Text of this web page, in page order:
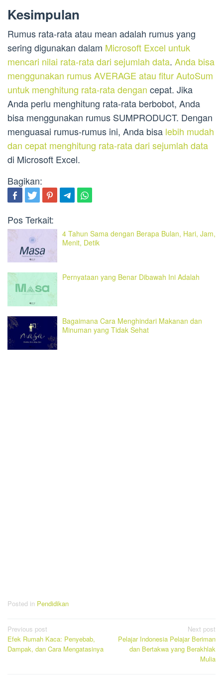
Kesimpulan
Rumus rata-rata atau mean adalah rumus yang
sering digunakan dalam Microsoft Excel untuk
mencari nilai rata-rata dari sejumlah data. Anda bisa
menggunakan rumus AVERAGE atau fitur AutoSum
untuk menghitung rata-rata dengan cepat. Jika
Anda perlu menghitung rata-rata berbobot, Anda
bisa menggunakan rumus SUMPRODUCT. Dengan
menguasai rumus-rumus ini, Anda bisa lebih mudah
dan cepat menghitung rata-rata dari sejumlah data
di Microsoft Excel.
Bagikan:
Pos Terkait:
4 Tahun Sama dengan Berapa Bulan, Hari, Jam,
Menit, Detik
Pernyataan yang Benar Dibawah Ini Adalah
Bagaimana Cara Menghindari Makanan dan
Minuman yang Tidak Sehat
Posted in Pendidikan
Post
navigation
Previous post
Efek Rumah Kaca: Penyebab,
Dampak, dan Cara Mengatasinya
Next post
Pelajar Indonesia Pelajar Beriman
dan Bertakwa yang Berakhlak
Mulia